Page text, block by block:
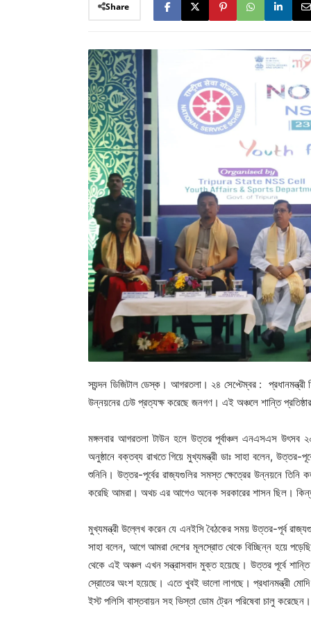
Share
স্যন্দন ডিজিটাল ডেস্ক। আগরতলা। ২৪ সেপ্টেম্বর : প্রধানমন্ত্রী
উন্নয়নের ঢেউ প্রত্যক্ষ করেছে জনগণ। এই অঞ্চলে শান্তি
মঙ্গলবার আগরতলা টাউন হলে উত্তর পূর্বাঞ্চল এনএসএস
অনুষ্ঠানে বক্তব্য রাখতে গিয়ে মুখ্যমন্ত্রী ডাঃ সাহা বলেন, উত্তর-
শুনিনি। উত্তর-পূর্বের রাজ্যগুলির সমস্ত ক্ষেত্রের উন্নয়নে
করেছি আমরা। অথচ এর আগেও অনেক সরকারের শাসন ছিল।
মুখ্যমন্ত্রী উল্লেখ করেন যে এনইসি বৈঠকের সময় উত্তর-পূর্ব
সাহা বলেন, আগে আমরা দেশের মূলস্রোত থেকে বিচ্ছিন্ন হয়ে
থেকে এই অঞ্চল এখন সন্ত্রাসবাদ মুক্ত হয়েছে। উত্তর পূর্বে
স্রোতের অংশ হয়েছে। এতে খুবই ভালো লাগছে। প্রধানমন্ত্রী
ইস্ট পলিসি বাস্তবায়ন সহ ভিস্তা ডোম ট্রেন পরিষেবা চালু